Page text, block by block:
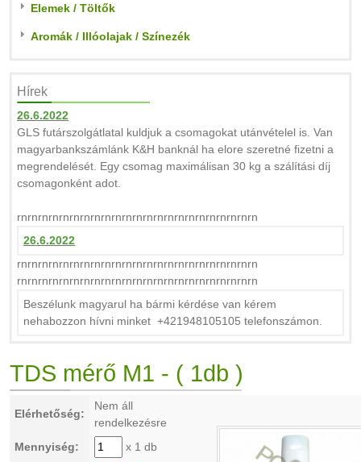
Elemek / Töltők
Aromák / Illóolajak / Színezék
Hírek
26.6.2022
GLS futárszolgátlatal kuldjuk a csomagokat utánvételel is. Van
magyarbankszámlánk K&H banknál ha elore szeretné fizetni a
megrendelését. Egy csomag maximálisan 30 kg a szálítási díj
csomagonként adot.
rnrnrnrnrnrnrnrnrnrnrnrnrnrnrnrnrnrnrnrnrnrnrn
26.6.2022
rnrnrnrnrnrnrnrnrnrnrnrnrnrnrnrnrnrnrnrnrnrnrn
rnrnrnrnrnrnrnrnrnrnrnrnrnrnrnrnrnrnrnrnrnrnrn
Beszélunk magyarul ha bármi kérdése van kérem
nehabozzon hívni minket +421948105105 telefonszámon.
TDS mérő M1 - ( 1db )
Elérhetőség:
Nem áll
rendelkezésre
Mennyiség:
x 1 db